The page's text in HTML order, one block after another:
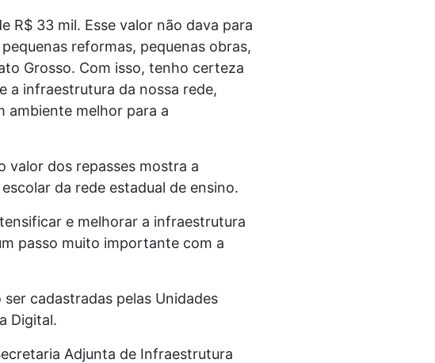
R$ 33 mil. Esse valor não dava para
reformas, pequenas obras,
Grosso. Com isso, tenho certeza
a infraestrutura da nossa rede,
ambiente melhor para a
valor dos repasses mostra a
da rede estadual de ensino.
e melhorar a infraestrutura
passo muito importante com a
cadastradas pelas Unidades
Digital.
Adjunta de Infraestrutura